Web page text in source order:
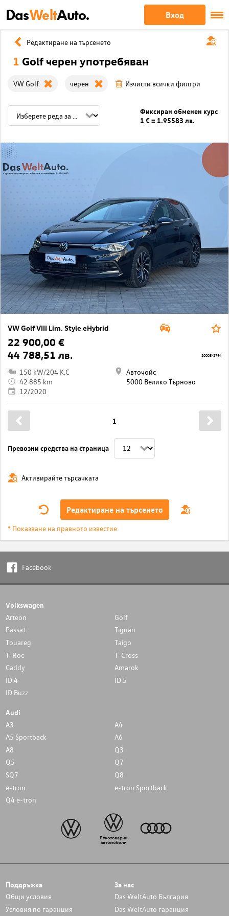
DasWeltAuto. Вход
Редактиране на търсенето
1 Golf черен употребяван
VW Golf черен Изчисти всички филтри
Фиксиран обменен курс
1 € = 1.95583 лв.
VW Golf VIII Lim. Style eHybrid
22 900,00 €
44 788,51 лв.
150 kW/204 K.C
42 885 km
12/2020
Авточойс
5000 Велико Търново
20005/2794
Превозни средства на страница
1
Активирайте търсачката
Редактиране на търсенето
* Показване на правното известие
Facebook
Volkswagen
Arteon
Golf
Passat
Tiguan
Touareg
Taigo
T-Roc
T-Cross
Caddy
Amarok
ID.4
ID.5
ID.Buzz
Audi
A3
A4
A5 Sportback
A6
A8
Q3
Q5
Q7
SQ7
Q8
e-tron
e-tron Sportback
Q4 e-tron
Поддръжка
Общи условия
Условия по гаранция
За нас
Das WeltAuto България
Das WeltAuto гаранция